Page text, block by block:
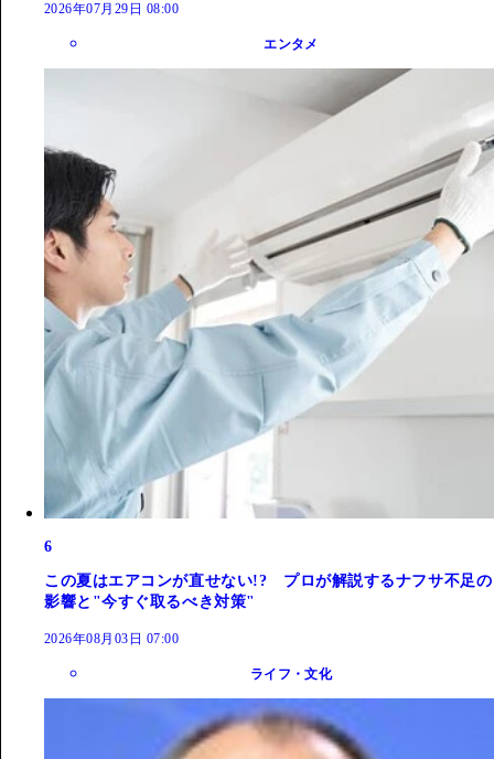
2026年07月29日 08:00
エンタメ
6
この夏はエアコンが直せない!? プロが解説するナフサ不足の
影響と"今すぐ取るべき対策"
2026年08月03日 07:00
ライフ・文化